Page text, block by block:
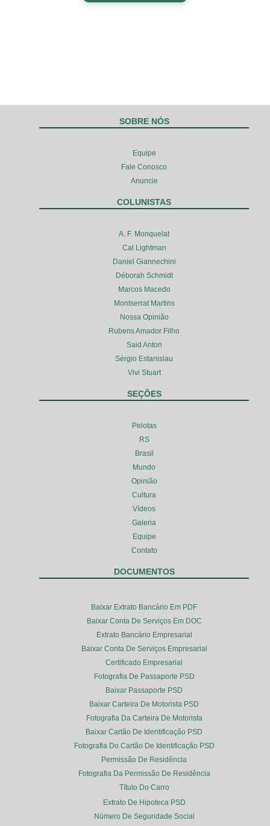
SOBRE NÓS
Equipe
Fale Conosco
Anuncie
COLUNISTAS
A. F. Monquelat
Cal Lightman
Daniel Giannechini
Déborah Schmidt
Marcos Macedo
Montserrat Martins
Nossa Opinião
Rubens Amador Filho
Said Anton
Sérgio Estanislau
Vivi Stuart
SEÇÕES
Pelotas
RS
Brasil
Mundo
Opinião
Cultura
Vídeos
Galeria
Equipe
Contato
DOCUMENTOS
Baixar Extrato Bancário Em PDF
Baixar Conta De Serviços Em DOC
Extrato Bancário Empresarial
Baixar Conta De Serviços Empresarial
Certificado Empresarial
Fotografia De Passaporte PSD
Baixar Passaporte PSD
Baixar Carteira De Motorista PSD
Fotografia Da Carteira De Motorista
Baixar Cartão De Identificação PSD
Fotografia Do Cartão De Identificação PSD
Permissão De Residência
Fotografia Da Permissão De Residência
Título Do Carro
Extrato De Hipoteca PSD
Número De Seguridade Social